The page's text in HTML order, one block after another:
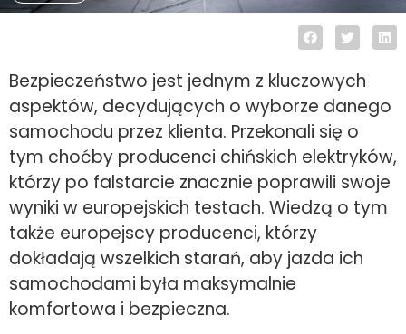
Bezpieczeństwo jest jednym z kluczowych
aspektów, decydujących o wyborze danego
samochodu przez klienta. Przekonali się o
tym choćby producenci chińskich elektryków,
którzy po falstarcie znacznie poprawili swoje
wyniki w europejskich testach. Wiedzą o tym
także europejscy producenci, którzy
dokładają wszelkich starań, aby jazda ich
samochodami była maksymalnie
komfortowa i bezpieczna.